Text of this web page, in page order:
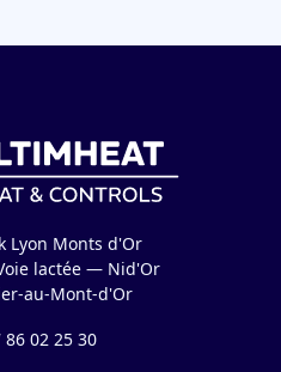
Lyon Monts d'Or
lactée — Nid'Or
au-Mont-d'Or
86 02 25 30